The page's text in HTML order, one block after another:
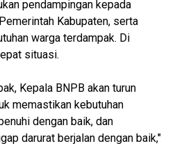
pendampingan kepada
Kabupaten, serta
warga terdampak. Di
situasi.
Kepala BNPB akan turun
memastikan kebutuhan
dengan baik, dan
darurat berjalan dengan baik,"